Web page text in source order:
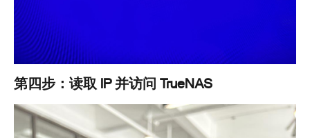
第四步：读取 IP 并访问 TrueNAS